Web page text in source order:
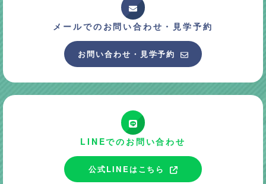
メールでのお問い合わせ・ 見学予約
お問い合わせ・見学予約
LINEでのお問い合わせ
公式LINEはこちら